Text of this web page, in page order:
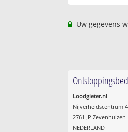
Uw gegevens
Loodgieter.nl
Nijverheidscentrum
2761 JP Zevenhuizen
NEDERLAND